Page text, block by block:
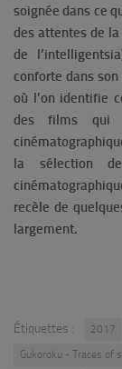
soignée dans ce
des attentes de
de
conforte dans
où l’on identifie
des films qui
la sélection
recèle de
largement.
Étiquettes : 2017
Gukoroku - Traces of